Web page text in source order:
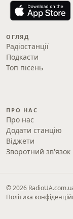
ОГЛЯД
Радіостанції
Подкасти
Топ пісень
ПРО НАС
Про нас
Додати станцію
Віджети
Зворотний зв'язок
© 2026
Політика